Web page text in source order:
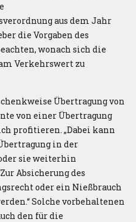
aus dem Jahr
die Vorgaben des
wonach sich die
Verkehrswert zu
Übertragung von
von einer Übertragung
profitieren. „Dabei kann
in der
sie weiterhin
Absicherung des
oder ein Nießbrauch
Solche vorbehaltenen
den für die